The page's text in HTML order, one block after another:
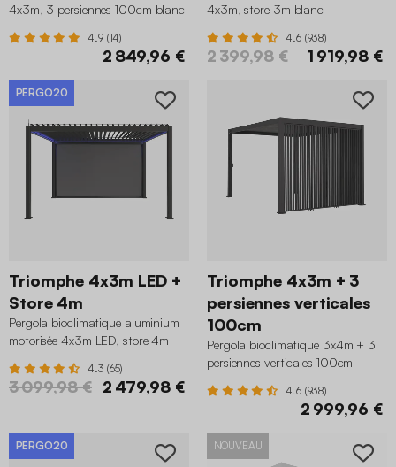
4x3m, 3 persiennes 100cm blanc
4.9 (14)
2 849,96 €
4x3m, store 3m blanc
4.6 (938)
2 399,98 € 1 919,98 €
PERGO20
Triomphe 4x3m LED +
Store 4m
Pergola bioclimatique aluminium
motorisée 4x3m LED, store 4m
4.3 (65)
3 099,98 € 2 479,98 €
Triomphe 4x3m + 3
persiennes verticales
100cm
Pergola bioclimatique 3x4m + 3
persiennes verticales 100cm
4.6 (938)
2 999,96 €
PERGO20 NOUVEAU